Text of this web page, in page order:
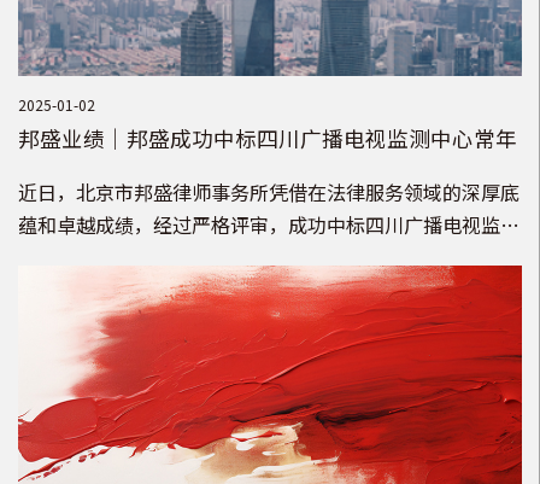
2025-01-02
邦盛业绩｜邦盛成功中标四川广播电视监测中心常年
近日，北京市邦盛律师事务所凭借在法律服务领域的深厚底
蕴和卓越成绩，经过严格评审，成功中标四川广播电视监测